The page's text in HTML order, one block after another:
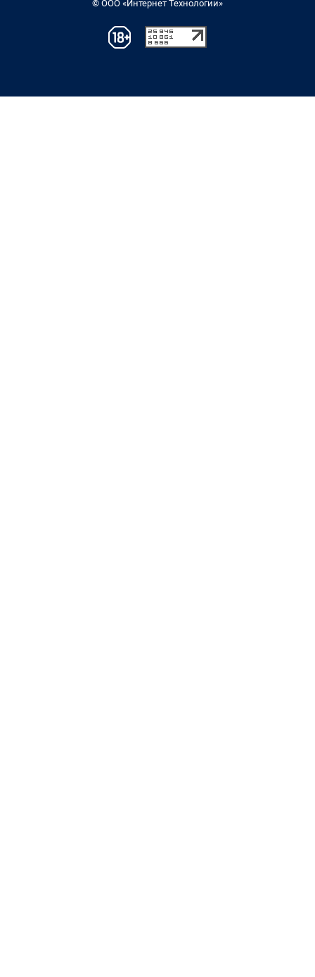
© ООО «Интернет Технологии»